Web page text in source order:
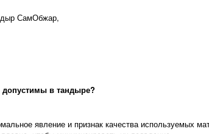
СамОбжар,
в тандыре?
явление и признак качества используемых